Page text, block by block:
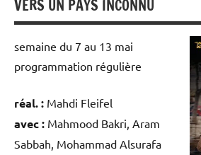
VERS UN PAYS INCONNU
semaine du 7 au 13 mai
programmation régulière
réal. : Mahdi Fleifel
avec : Mahmood Bakri, Aram
Sabbah, Mohammad Alsurafa